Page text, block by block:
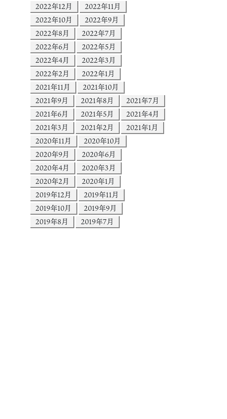
2022年12月
2022年11月
2022年10月
2022年9月
2022年8月
2022年7月
2022年6月
2022年5月
2022年4月
2022年3月
2022年2月
2022年1月
2021年11月
2021年10月
2021年9月
2021年8月
2021年7月
2021年6月
2021年5月
2021年4月
2021年3月
2021年2月
2021年1月
2020年11月
2020年10月
2020年9月
2020年6月
2020年4月
2020年3月
2020年2月
2020年1月
2019年12月
2019年11月
2019年10月
2019年9月
2019年8月
2019年7月